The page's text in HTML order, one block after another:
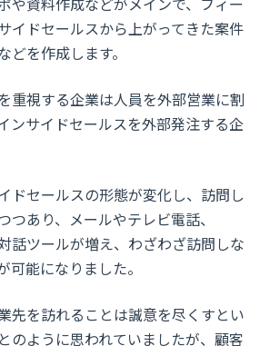
イドセールスから上がってきた案件
を作成します。
重視する企業は人員を外部営業に割
ンサイドセールスを外部発注する企
ドセールスの形態が変化し、訪問し
つあり、メールやテレビ電話、
話ツールが増え、わざわざ訪問しな
可能になりました。
先を訪れることは誠意を尽くすとい
のように思われていましたが、顧客